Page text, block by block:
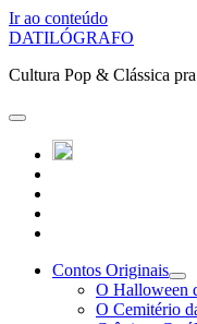
Ir ao conteúdo
DATILÓGRAFO
Cultura Pop & Clássica
abrir
menu
principal
twitter
Contos Originais
O Halloween
O Cemitério